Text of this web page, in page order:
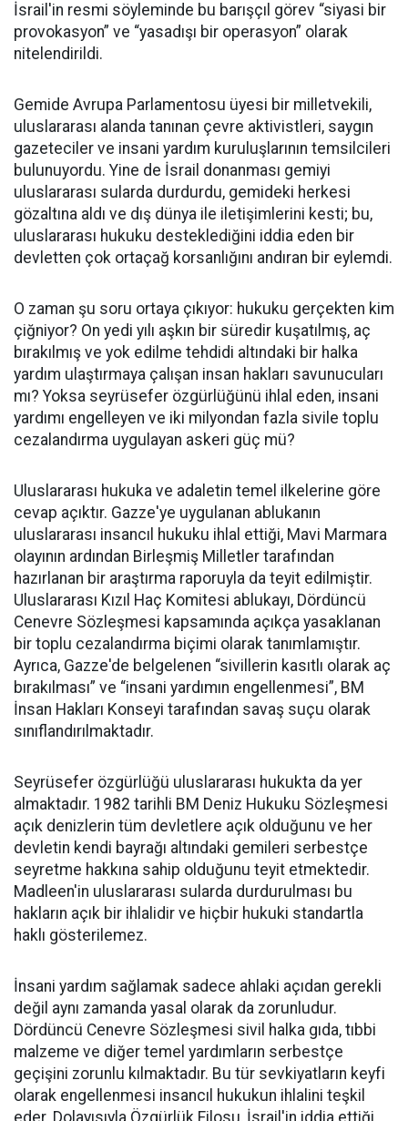
İsrail'in resmi söyleminde bu barışçıl görev “siyasi bir
provokasyon” ve “yasadışı bir operasyon” olarak
nitelendirildi.
Gemide Avrupa Parlamentosu üyesi bir milletvekili,
uluslararası alanda tanınan çevre aktivistleri, saygın
gazeteciler ve insani yardım kuruluşlarının temsilcileri
bulunuyordu. Yine de İsrail donanması gemiyi
uluslararası sularda durdurdu, gemideki herkesi
gözaltına aldı ve dış dünya ile iletişimlerini kesti; bu,
uluslararası hukuku desteklediğini iddia eden bir
devletten çok ortaçağ korsanlığını andıran bir eylemdi.
O zaman şu soru ortaya çıkıyor: hukuku gerçekten kim
çiğniyor? On yedi yılı aşkın bir süredir kuşatılmış, aç
bırakılmış ve yok edilme tehdidi altındaki bir halka
yardım ulaştırmaya çalışan insan hakları savunucuları
mı? Yoksa seyrüsefer özgürlüğünü ihlal eden, insani
yardımı engelleyen ve iki milyondan fazla sivile toplu
cezalandırma uygulayan askeri güç mü?
Uluslararası hukuka ve adaletin temel ilkelerine göre
cevap açıktır. Gazze'ye uygulanan ablukanın
uluslararası insancıl hukuku ihlal ettiği, Mavi Marmara
olayının ardından Birleşmiş Milletler tarafından
hazırlanan bir araştırma raporuyla da teyit edilmiştir.
Uluslararası Kızıl Haç Komitesi ablukayı, Dördüncü
Cenevre Sözleşmesi kapsamında açıkça yasaklanan
bir toplu cezalandırma biçimi olarak tanımlamıştır.
Ayrıca, Gazze'de belgelenen “sivillerin kasıtlı olarak aç
bırakılması” ve “insani yardımın engellenmesi”, BM
İnsan Hakları Konseyi tarafından savaş suçu olarak
sınıflandırılmaktadır.
Seyrüsefer özgürlüğü uluslararası hukukta da yer
almaktadır. 1982 tarihli BM Deniz Hukuku Sözleşmesi
açık denizlerin tüm devletlere açık olduğunu ve her
devletin kendi bayrağı altındaki gemileri serbestçe
seyretme hakkına sahip olduğunu teyit etmektedir.
Madleen'in uluslararası sularda durdurulması bu
hakların açık bir ihlalidir ve hiçbir hukuki standartla
haklı gösterilemez.
İnsani yardım sağlamak sadece ahlaki açıdan gerekli
değil aynı zamanda yasal olarak da zorunludur.
Dördüncü Cenevre Sözleşmesi sivil halka gıda, tıbbi
malzeme ve diğer temel yardımların serbestçe
geçişini zorunlu kılmaktadır. Bu tür sevkiyatların keyfi
olarak engellenmesi insancıl hukukun ihlalini teşkil